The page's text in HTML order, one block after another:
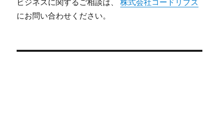
ビジネスに関するご相談は、株式会社コードリブズ
にお問い合わせください。